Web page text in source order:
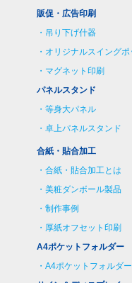
販促・広告印刷
吊り下げ什器
オリジナルスイングポ
マグネット印刷
パネルスタンド
等身大パネル
卓上パネルスタンド
合紙・貼合加工
合紙・貼合加工とは
美粧ダンボール製品
制作事例
厚紙オフセット印刷
A4ポケットフォルダー
A4ポケットフォルダー